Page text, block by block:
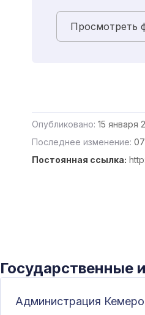
Просмотреть
Опубликовано: 15 января
Последнее изменение:
Постоянная ссылка:
Государственные
Администрация